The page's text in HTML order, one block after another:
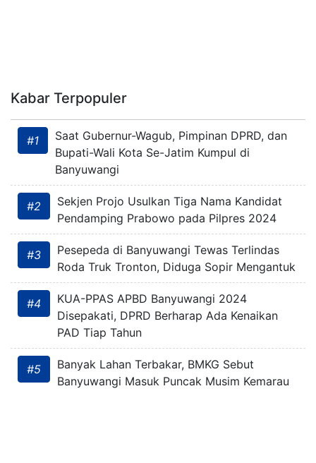
Kabar Terpopuler
#1
Saat Gubernur-Wagub, Pimpinan DPRD, dan
Bupati-Wali Kota Se-Jatim Kumpul di
Banyuwangi
#2
Sekjen Projo Usulkan Tiga Nama Kandidat
Pendamping Prabowo pada Pilpres 2024
#3
Pesepeda di Banyuwangi Tewas Terlindas
Roda Truk Tronton, Diduga Sopir Mengantuk
#4
KUA-PPAS APBD Banyuwangi 2024
Disepakati, DPRD Berharap Ada Kenaikan
PAD Tiap Tahun
#5
Banyak Lahan Terbakar, BMKG Sebut
Banyuwangi Masuk Puncak Musim Kemarau